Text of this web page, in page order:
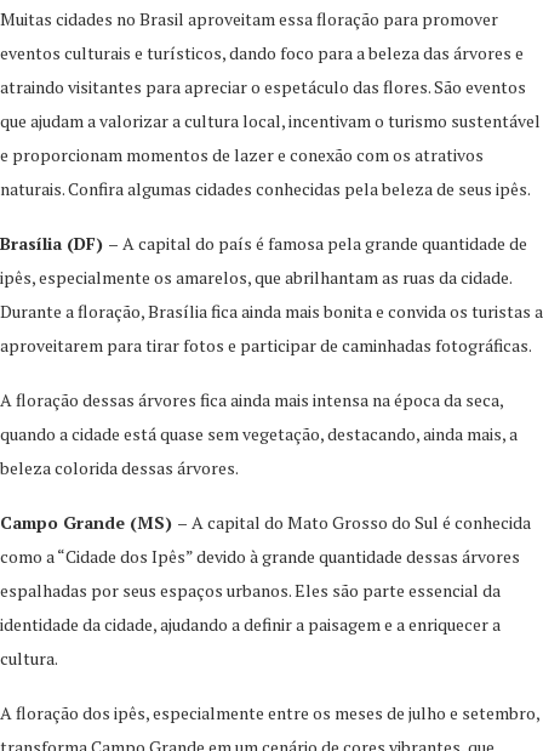
Muitas cidades no Brasil aproveitam essa floração para promover
eventos culturais e turísticos, dando foco para a beleza das árvores e
atraindo visitantes para apreciar o espetáculo das flores. São eventos
que ajudam a valorizar a cultura local, incentivam o turismo sustentável
e proporcionam momentos de lazer e conexão com os atrativos
naturais. Confira algumas cidades conhecidas pela beleza de seus ipês.
Brasília (DF) – A capital do país é famosa pela grande quantidade de
ipês, especialmente os amarelos, que abrilhantam as ruas da cidade.
Durante a floração, Brasília fica ainda mais bonita e convida os turistas a
aproveitarem para tirar fotos e participar de caminhadas fotográficas.
A floração dessas árvores fica ainda mais intensa na época da seca,
quando a cidade está quase sem vegetação, destacando, ainda mais, a
beleza colorida dessas árvores.
Campo Grande (MS) – A capital do Mato Grosso do Sul é conhecida
como a “Cidade dos Ipês” devido à grande quantidade dessas árvores
espalhadas por seus espaços urbanos. Eles são parte essencial da
identidade da cidade, ajudando a definir a paisagem e a enriquecer a
cultura.
A floração dos ipês, especialmente entre os meses de julho e setembro,